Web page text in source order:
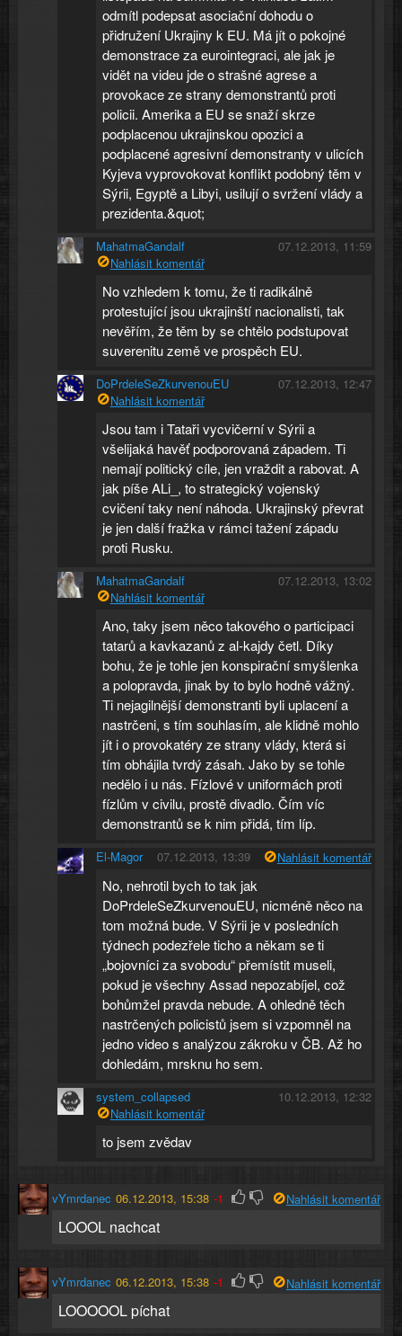
odmítl podepsat asociační dohodu o
přidružení Ukrajiny k EU. Má jít o pokojné
demonstrace za eurointegraci, ale jak je
vidět na videu jde o strašné agrese a
provokace ze strany demonstrantů proti
policii. Amerika a EU se snaží skrze
podplacenou ukrajinskou opozici a
podplacené agresivní demonstranty v ulicích
Kyjeva vyprovokovat konflikt podobný těm v
Sýrii, Egyptě a Libyi, usilují o svržení vlády a
prezidenta.&quot;
MahatmaGandalf
07.12.2013, 11:59
Nahlásit komentář
No vzhledem k tomu, že ti radikálně
protestující jsou ukrajinští nacionalisti, tak
nevěřím, že těm by se chtělo podstupovat
suverenitu země ve prospěch EU.
DoPrdeleSeZkurvenouEU
07.12.2013, 12:47
Nahlásit komentář
Jsou tam i Tataři vycvičerní v Sýrii a
všelijaká havěť podporovaná západem. Ti
nemají politický cíle, jen vraždit a rabovat. A
jak píše ALi_, to strategický vojenský
cvičení taky není náhoda. Ukrajinský převrat
je jen další fražka v rámci tažení západu
proti Rusku.
MahatmaGandalf
07.12.2013, 13:02
Nahlásit komentář
Ano, taky jsem něco takového o participaci
tatarů a kavkazanů z al-kajdy četl. Díky
bohu, že je tohle jen konspirační smyšlenka
a polopravda, jinak by to bylo hodně vážný.
Ti nejagilnější demonstranti byli uplacení a
nastrčeni, s tím souhlasím, ale klidně mohlo
jít i o provokatéry ze strany vlády, která si
tím obhájila tvrdý zásah. Jako by se tohle
nedělo i u nás. Fízlové v uniformách proti
fízlům v civilu, prostě divadlo. Čím víc
demonstrantů se k nim přidá, tím líp.
El-Magor 07.12.2013, 13:39 Nahlásit komentář
No, nehrotil bych to tak jak
DoPrdeleSeZkurvenouEU, nicméně něco na
tom možná bude. V Sýrii je v posledních
týdnech podezřele ticho a někam se ti
„bojovníci za svobodu“ přemístit museli,
pokud je všechny Assad nepozabíjel, což
bohůmžel pravda nebude. A ohledně těch
nastrčených policistů jsem si vzpomněl na
jedno video s analýzou zákroku v ČB. Až ho
dohledám, mrsknu ho sem.
system_collapsed
10.12.2013, 12:32
Nahlásit komentář
to jsem zvědav
vYmrdanec 06.12.2013, 15:38 -1 Nahlásit komentář
LOOOL nachcat
vYmrdanec 06.12.2013, 15:38 -1 Nahlásit komentář
LOOOOOL píchat